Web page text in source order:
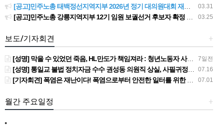
03.31
[공고]민주노총 태백정선지역지부 2026년 정기 대의원대회 재소집 건
03.25
[공고]민주노총 강릉지역지부 12기 임원 보궐선거 후보자 확정 공고
+
보도/기자회견
7일전
[성명] 막을 수 있었던 죽음, HL만도가 책임져라 : 청년노동자 사망사고의 철저한 진상규명과 재발방지 대책 마련하라
07.16
[성명] 통일교 불법 정치자금 수수 권성동 의원직 상실, 사필귀정이다
07.01
[기자회견] 폭염은 재난이다! 폭염으로부터 안전한 일터를 위한 민주노총 강원지역본부 폭염감시단 선포 기자회견
+
월간 주요일정